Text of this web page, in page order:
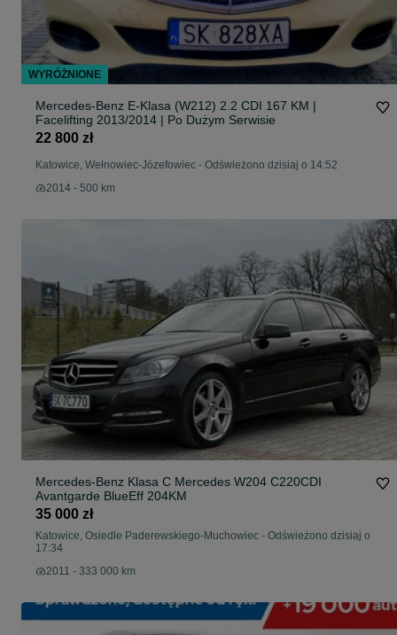
Mercedes-Benz E-Klasa (W212) 2.2 CDI 167 KM |
Facelifting 2013/2014 | Po Dużym Serwisie
22 800 zł
Katowice, Wełnowiec-Józefowiec - Odświeżono dzisiaj o 14:52
2014 - 500 km
Mercedes-Benz Klasa C Mercedes W204 C220CDI
Avantgarde BlueEff 204KM
35 000 zł
Katowice, Osiedle Paderewskiego-Muchowiec - Odświeżono dzisiaj o
17:34
2011 - 333 000 km
WYRÓŻNIONE